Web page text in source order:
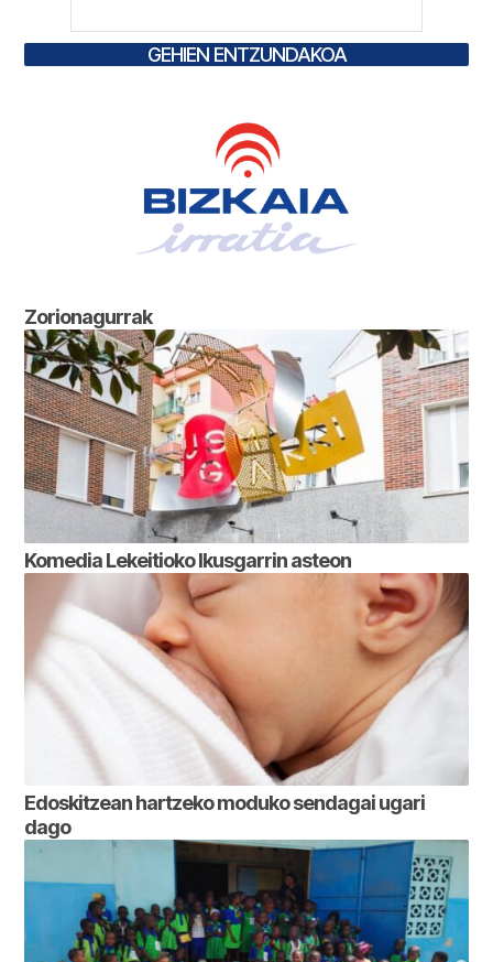
GEHIEN ENTZUNDAKOA
Zorionagurrak
Komedia Lekeitioko Ikusgarrin asteon
Edoskitzean hartzeko moduko sendagai ugari
dago